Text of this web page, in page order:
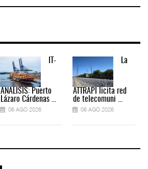
IT-
ANÁLISIS: Puerto
Lázaro Cárdenas ...
06 AGO 2026
La
ATTRAPI licita red
de telecomuni ...
06 AGO 2026